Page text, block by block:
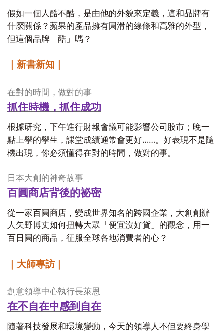
假如一個人酷不酷，是由他的外貌來定義，這和品牌有
什麼關係？蘋果的產品擁有圓滑的線條和高雅的外型，
但這個品牌「酷」嗎？
｜新書新知｜
在對的時間，做對的事
抓住時機，抓住成功
根據研究，下午進行財報會議可能影響公司股市；晚一
點上學的學生，課堂成績通常會更好……。好表現不是隨
機出現，你必須懂得在對的時間，做對的事。
日本大創的神奇故事
百圓商店背後的祕密
從一家百圓商店，變成世界知名的跨國企業，大創創辦
人矢野博丈如何扭轉大眾「便宜沒好貨」的觀念，用一
百日圓的商品，征服全球各地消費者的心？
｜大師專訪｜
創意領導中心執行長萊恩
在不自在中感到自在
隨著科技發展和環境變動，今天的領導人不但要終身學